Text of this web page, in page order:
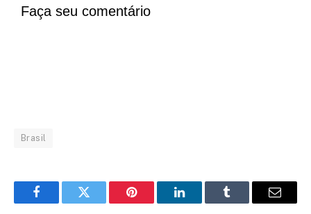
Faça seu comentário
Brasil
FacebookTwitter Pinterest LinkedInTumblr Email